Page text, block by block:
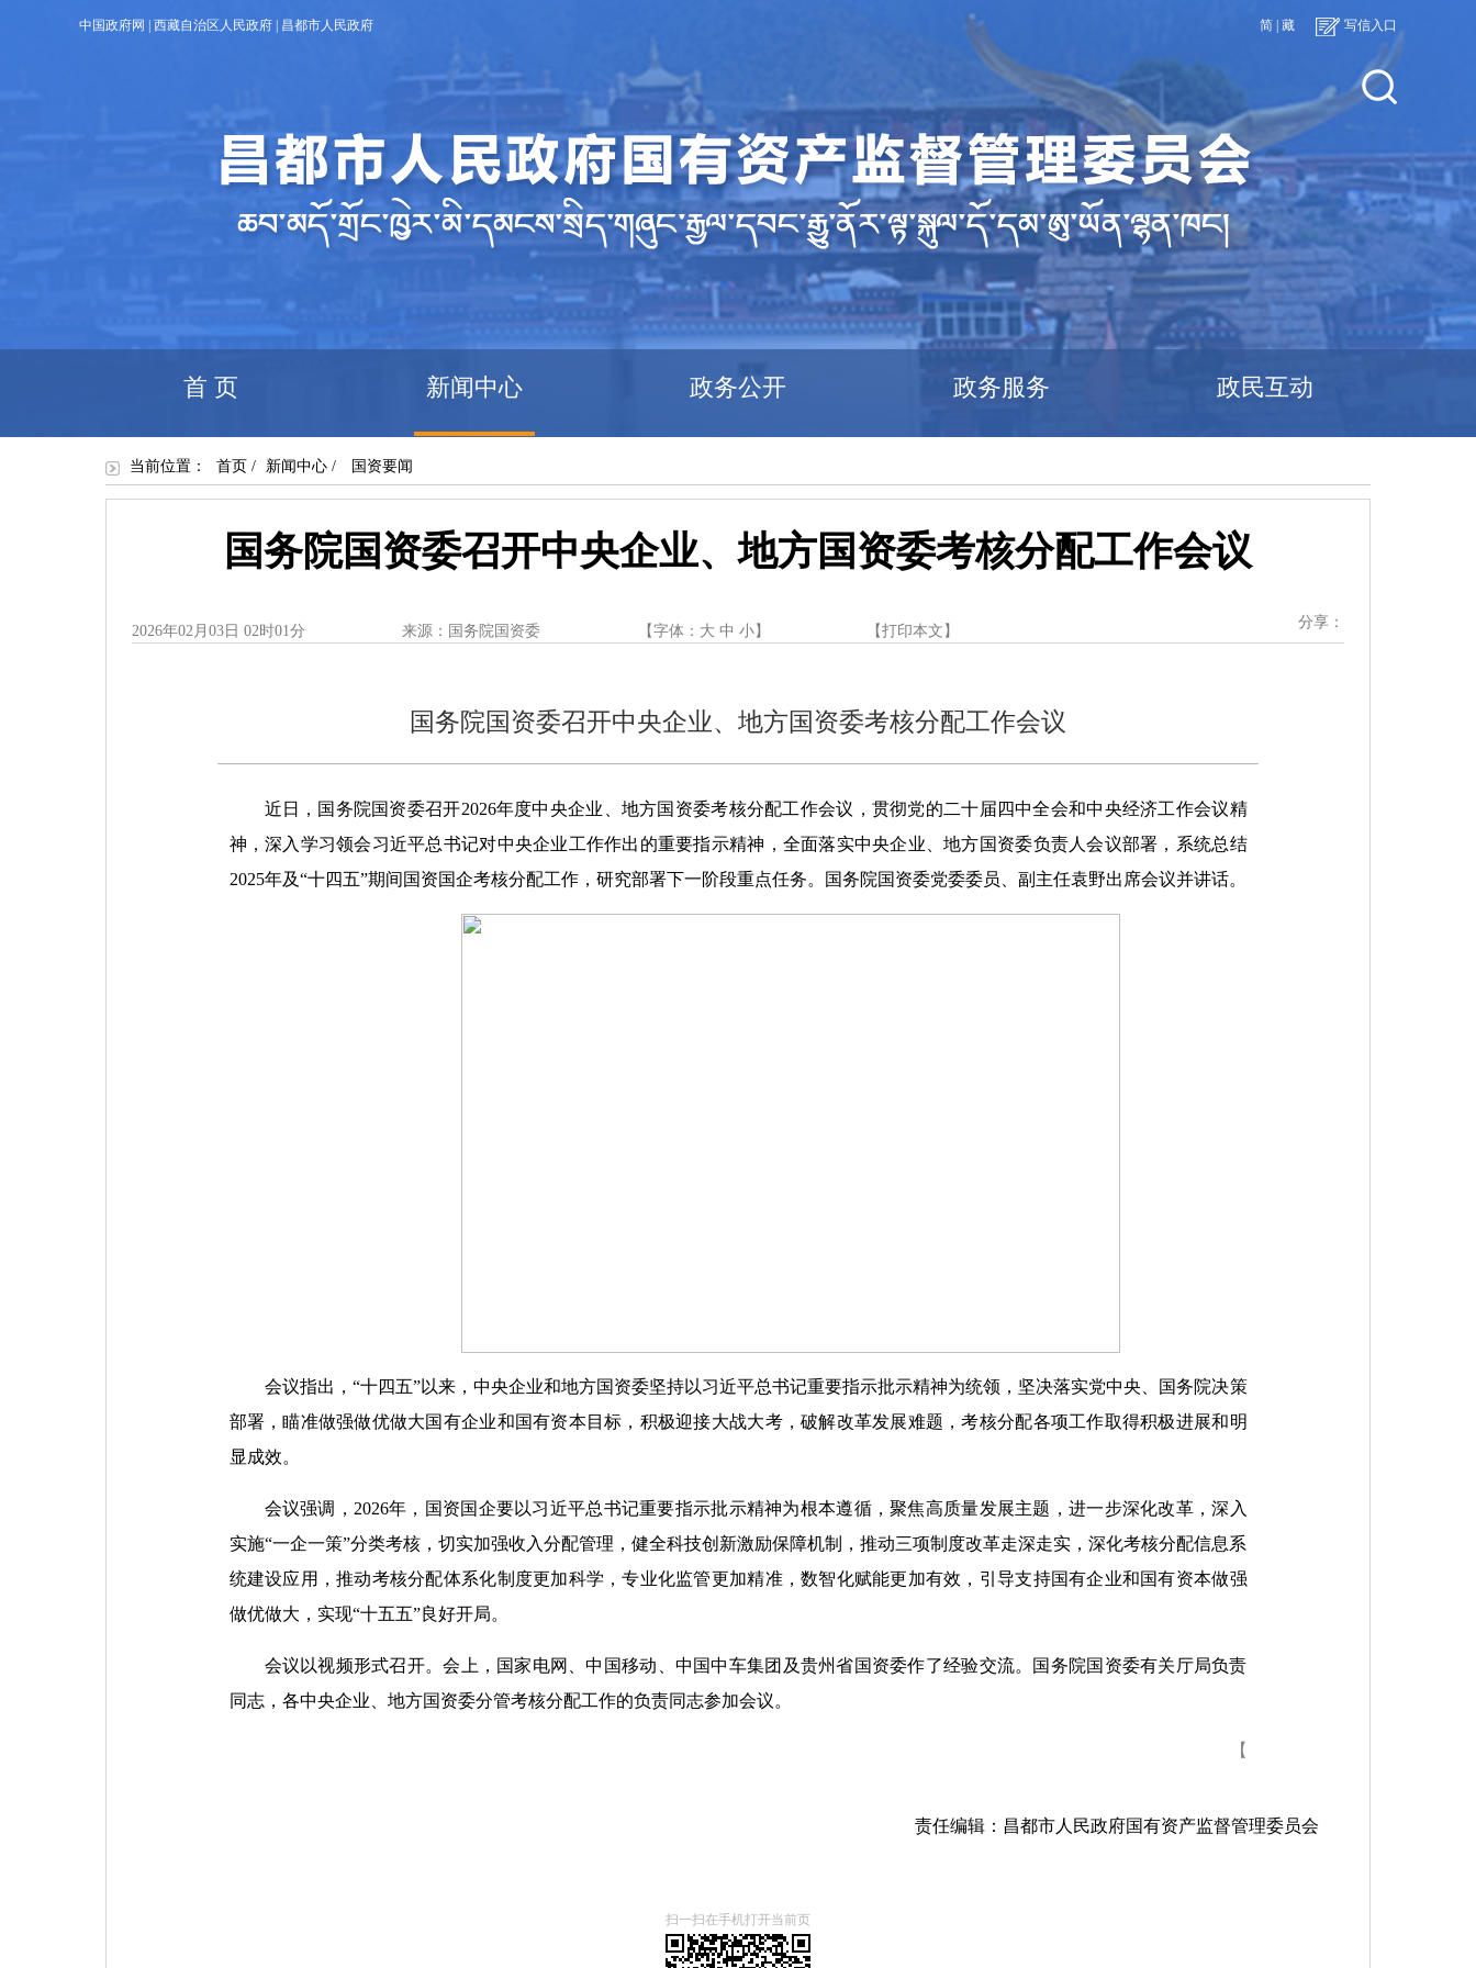
中国政府网 西藏自治区人民政府 昌都市人民政府 简 藏 写信入口
首 页 新闻中心 政务公开 政务服务 政民互动
当前位置： 首页 / 新闻中心 / 国资要闻
国务院国资委召开中央企业、地方国资委考核分配工作会议
2026年02月03日 02时01分 来源：国务院国资委 【字体： 大 中 小】 【 打印本文 】
分享：
国务院国资委召开中央企业、地方国资委考核分配工作会议
近日，国务院国资委召开2026年度中央企业、地方国资委考核分配工作会议，贯彻党的二十届四中全会和中央经济工作会议精
神，深入学习领会习近平总书记对中央企业工作作出的重要指示精神，全面落实中央企业、地方国资委负责人会议部署，系统总结
2025年及“十四五”期间国资国企考核分配工作，研究部署下一阶段重点任务。国务院国资委党委委员、副主任袁野出席会议并讲话。
会议指出，“十四五”以来，中央企业和地方国资委坚持以习近平总书记重要指示批示精神为统领，坚决落实党中央、国务院决策
部署，瞄准做强做优做大国有企业和国有资本目标，积极迎接大战大考，破解改革发展难题，考核分配各项工作取得积极进展和明
显成效。
会议强调，2026年，国资国企要以习近平总书记重要指示批示精神为根本遵循，聚焦高质量发展主题，进一步深化改革，深入
实施“一企一策”分类考核，切实加强收入分配管理，健全科技创新激励保障机制，推动三项制度改革走深走实，深化考核分配信息系
统建设应用，推动考核分配体系化制度更加科学，专业化监管更加精准，数智化赋能更加有效，引导支持国有企业和国有资本做强
做优做大，实现“十五五”良好开局。
会议以视频形式召开。会上，国家电网、中国移动、中国中车集团及贵州省国资委作了经验交流。国务院国资委有关厅局负责
同志，各中央企业、地方国资委分管考核分配工作的负责同志参加会议。
【
责任编辑：昌都市人民政府国有资产监督管理委员会
扫一扫在手机打开当前页